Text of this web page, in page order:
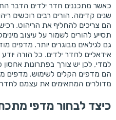
כאשר מתכננים חדר ילדים הדבר
שנים קדימה. הורים רבים רוכשים
הם צריכים להחליף את הריהוט.
תסייע להורים לשמור על עיצוב
גם לגילאים מבוגרים יותר. מדפים
אידאליים לחדר ילדים. כל הורה
למדי, לכן יש צורך בפתרונות
הם מדפים הקלים לשימוש. מדפים
מדולרים המתאימים את עצמם
כיצד לבחור מדפי